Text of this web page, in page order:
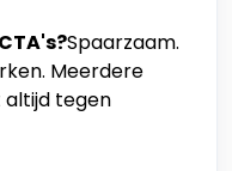
Spaarzaam.
Meerdere
altijd tegen